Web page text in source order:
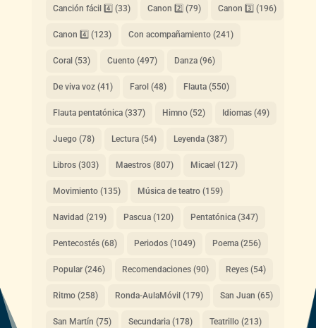
Canción fácil 4️⃣ (33) Canon 2️⃣ (79) Canon 3️⃣ (196)
Canon 4️⃣ (123) Con acompañamiento(241)
Coral (53) Cuento(497) Danza(96)
De viva voz(41) Farol (48) Flauta(550)
Flauta pentatónica(337) Himno(52) Idiomas(49)
Juego(78) Lectura(54) Leyenda(387)
Libros(303) Maestros(807) Micael (127)
Movimiento(135) Música de teatro(159)
Navidad (219) Pascua(120) Pentatónica(347)
Pentecostés(68) Periodos(1049) Poema(256)
Popular(246) Recomendaciones(90) Reyes(54)
Ritmo(258) Ronda-AulaMóvil (179) San Juan (65)
San Martín (75) Secundaria(178) Teatrillo(213)